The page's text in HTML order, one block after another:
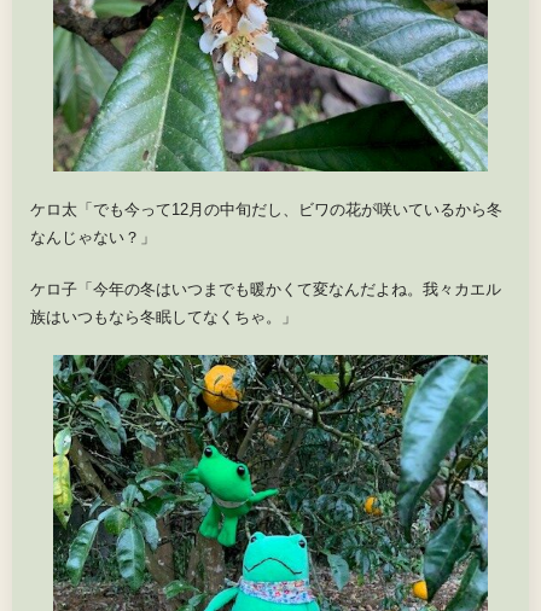
ケロ太「でも今って12月の中旬だし、ビワの花が咲いているから冬
なんじゃない？」
ケロ子「今年の冬はいつまでも暖かくて変なんだよね。我々カエル
族はいつもなら冬眠してなくちゃ。」